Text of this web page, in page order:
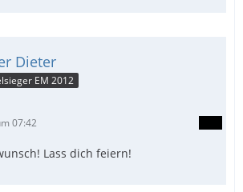
Dieter
EM 2012
07:42
Lass dich feiern!